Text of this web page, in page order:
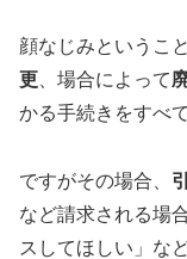
顔なじみというこ
更 、場合によって
かる手続きをすべ
ですがその場合、
など請求される場
スしてほしい」な